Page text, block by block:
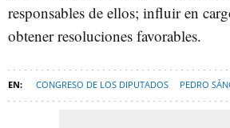
responsables de ellos; influir en
obtener resoluciones favorables.
CONGRESO DE LOS DIPUTADOS PEDRO